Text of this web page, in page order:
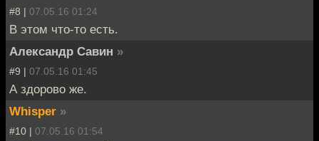
#8 | 07.05.16 01:24
В этом что-то есть.
Александр Савин »
#9 | 07.05.16 01:45
А здорово же.
Whisper »
#10 | 07.05.16 01:54